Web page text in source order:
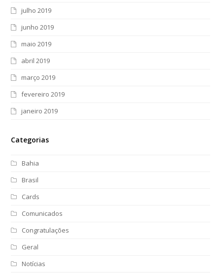
julho 2019
junho 2019
maio 2019
abril 2019
março 2019
fevereiro 2019
janeiro 2019
Categorias
Bahia
Brasil
Cards
Comunicados
Congratulações
Geral
Notícias